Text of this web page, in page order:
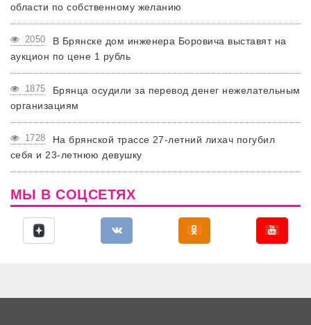
области по собственному желанию
2050
В Брянске дом инженера Боровича выставят на
аукцион по цене 1 рубль
1875
Брянца осудили за перевод денег нежелательным
организациям
1728
На брянской трассе 27-летний лихач погубил
себя и 23-летнюю девушку
МЫ В СОЦСЕТЯХ